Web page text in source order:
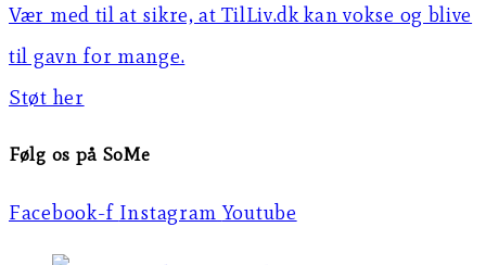
Vær med til at sikre, at TilLiv.dk kan vokse og blive
til gavn for mange.
Støt her
Følg os på SoMe
Facebook-f Instagram Youtube